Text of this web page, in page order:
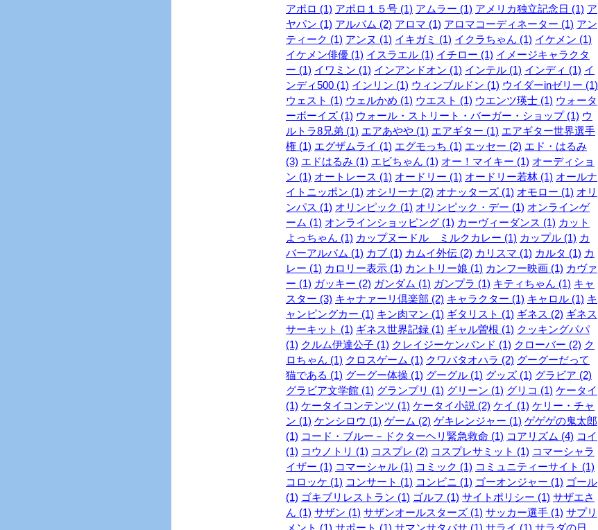
アポロ (1) アポロ１５号 (1) アムラー (1) アメリカ独立記念日 (1) ア
ヤパン (1) アルバム (2) アロマ (1) アロマコーディネーター (1) アン
ティーク (1) アンヌ (1) イキガミ (1) イクラちゃん (1) イケメン (1)
イケメン俳優 (1) イスラエル (1) イチロー (1) イメージキャラクタ
ー (1) イワミン (1) インアンドオン (1) インテル (1) インディ (1) イ
ンディ500 (1) インリン (1) ウィンブルドン (1) ウイダーinゼリー (1)
ウェスト (1) ウェルかめ (1) ウエスト (1) ウエンツ瑛士 (1) ウォータ
ーボーイズ (1) ウォール・ストリート・バーガー・ショップ (1) ウ
ルトラ8兄弟 (1) エアあやや (1) エアギター (1) エアギター世界選手
権 (1) エグザムライ (1) エグモっち (1) エッセー (2) エド・はるみ
(3) エドはるみ (1) エビちゃん (1) オー！マイキー (1) オーディショ
ン (1) オートレース (1) オードリー (1) オードリー若林 (1) オールナ
イトニッポン (1) オシリーナ (2) オナッターズ (1) オモロー (1) オリ
ンパス (1) オリンピック (1) オリンピック・デー (1) オンラインゲ
ーム (1) オンラインショッピング (1) カーヴィーダンス (1) カット
よっちゃん (1) カップヌードル ミルクカレー (1) カップル (1) カ
バーアルバム (1) カブ (1) カムイ外伝 (2) カリスマ (1) カルタ (1) カ
レー (1) カロリー表示 (1) カントリー娘 (1) カンフー映画 (1) カヴァ
ー (1) ガッキー (2) ガンダム (1) ガンプラ (1) キティちゃん (1) キャ
スター (3) キャナァーリ倶楽部 (2) キャラクター (1) キャロル (1) キ
ャンピングカー (1) キン肉マン (1) ギタリスト (1) ギネス (2) ギネス
サーキット (1) ギネス世界記録 (1) ギャル曽根 (1) クッキングパパ
(1) クルム伊達公子 (1) クレイジーケンバンド (1) クローバー (2) ク
ロちゃん (1) クロスゲーム (1) クワバタオハラ (2) グーグーだって
猫である (1) グーグー体操 (1) グーグル (1) グッズ (1) グラビア (2)
グラビア文学館 (1) グランプリ (1) グリーン (1) グリコ (1) ケータイ
(1) ケータイコンテンツ (1) ケータイ小説 (2) ケイ (1) ケリー・チャ
ン (1) ケンシロウ (1) ゲーム (2) ゲキレンジャー (1) ゲゲゲの鬼太郎
(1) コード・ブルー－ドクターヘリ緊急救命 (1) コアリズム (4) コイ
(1) コウノトリ (1) コスプレ (2) コスプレサミット (1) コマーシャラ
イザー (1) コマーシャル (1) コミック (1) コミュニティーサイト (1)
コロッケ (1) コンサート (1) コンビニ (1) ゴーオンジャー (1) ゴール
(1) ゴキブリレストラン (1) ゴルフ (1) サイトポリシー (1) サザエさ
ん (1) サザン (1) サザンオールスターズ (1) サッカー選手 (1) サプリ
メント (1) サポート (1) サマンサタバサ (1) サライ (1) サラダの日